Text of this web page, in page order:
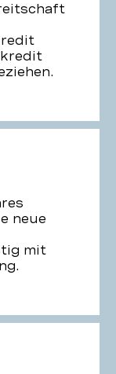
neue
mit